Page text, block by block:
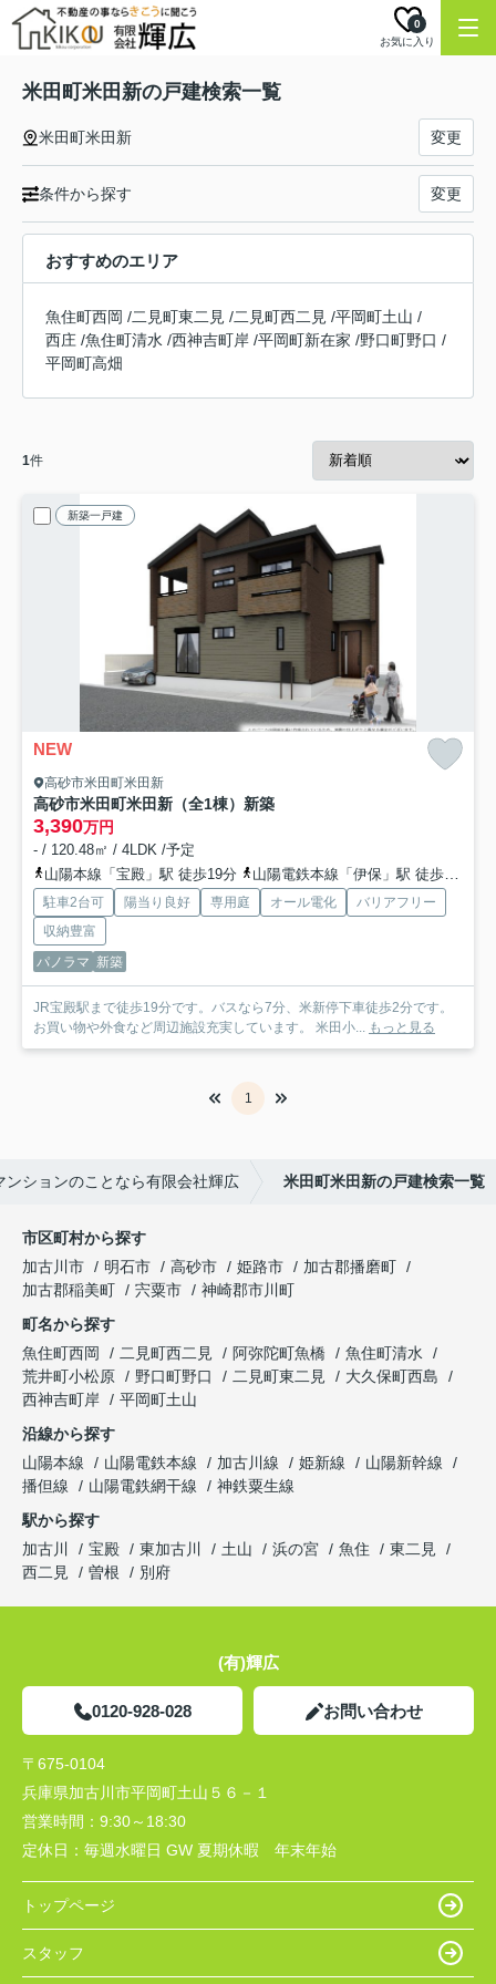
お気に入り
0
米田町米田新の戸建検索一覧
米田町米田新 変更
条件から探す 変更
おすすめのエリア
魚住町西岡 /二見町東二見 /二見町西二見 /平岡町土山 /
西庄 /魚住町清水 /西神吉町岸 /平岡町新在家 /野口町野口 /
平岡町高畑
1件
新築一戸建
NEW
高砂市米田町米田新
高砂市米田町米田新（全1棟）新築
3,390万円
- / 120.48㎡ / 4LDK /予定
山陽本線「宝殿」駅 徒歩19分
山陽電鉄本線「伊保」駅 徒歩31分
駐車2台可 陽当り良好 専用庭 オール電化
バリアフリー
収納豊富
パノラマ 新築
JR宝殿駅まで徒歩19分です。バスなら7分、米新停下車徒歩2分です。
お買い物や外食など周辺施設充実しています。 米田小... もっと見る
1
ションのことなら有限会社輝広 米田町米田新の戸建検索一覧
市区町村から探す
加古川市
明石市 高砂市 姫路市
加古郡播磨町
加古郡稲美町
宍粟市
神崎郡市川町
町名から探す
魚住町西岡
二見町西二見 阿弥陀町魚橋
魚住町清水
荒井町小松原
野口町野口 二見町東二見
大久保町西島
西神吉町岸
平岡町土山
沿線から探す
山陽本線
山陽電鉄本線 加古川線 姫新線
山陽新幹線
播但線
山陽電鉄網干線
神鉄粟生線
駅から探す
加古川
宝殿 東加古川 土山 浜の宮 魚住
東二見
西二見
曽根 別府
(有)輝広
0120-928-028 お問い合わせ
〒675-0104
兵庫県加古川市平岡町土山５６－１
営業時間： 9:30～18:30
定休日： 毎週水曜日 GW 夏期休暇 年末年始
トップページ
スタッフ